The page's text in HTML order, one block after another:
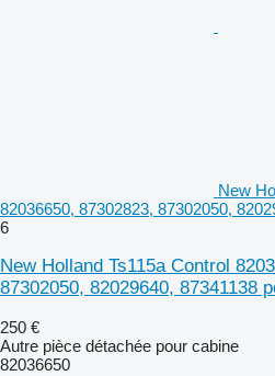
New
82036650, 87302823, 87302050,
6
New Holland Ts115a Control
87302050, 82029640, 87341138
250 €
Autre pièce détachée pour cabine
82036650